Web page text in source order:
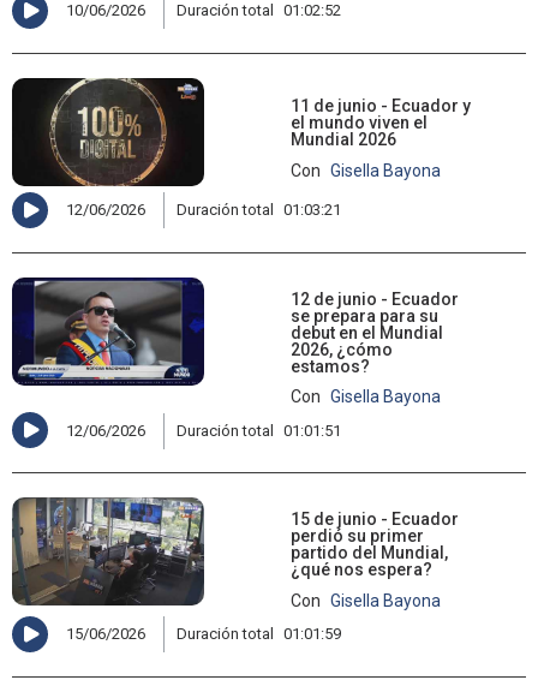
10/06/2026 Duración total 01:02:52
11 de junio - Ecuador y
el mundo viven el
Mundial 2026
Con Gisella Bayona
12/06/2026 Duración total 01:03:21
12 de junio - Ecuador
se prepara para su
debut en el Mundial
2026, ¿cómo
estamos?
Con Gisella Bayona
12/06/2026 Duración total 01:01:51
15 de junio - Ecuador
perdió su primer
partido del Mundial,
¿qué nos espera?
Con Gisella Bayona
15/06/2026 Duración total 01:01:59